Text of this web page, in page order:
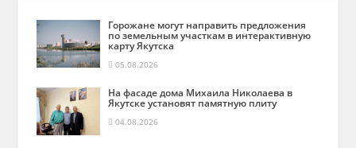
Горожане могут направить предложения
по земельным участкам в интерактивную
карту Якутска
05.08.2026
На фасаде дома Михаила Николаева в
Якутске установят памятную плиту
04.08.2026